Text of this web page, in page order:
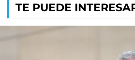
TE PUEDE